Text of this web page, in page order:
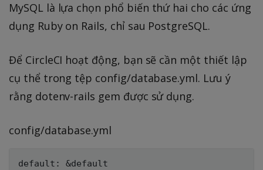
MySQL là lựa chọn phổ biến thứ hai cho các ứng
dụng Ruby on Rails, chỉ sau PostgreSQL.
Để CircleCI hoạt động, bạn sẽ cần một thiết lập
cụ thể trong tệp config/database.yml. Lưu ý
rằng dotenv-rails gem được sử dụng.
config/database.yml
default: &default